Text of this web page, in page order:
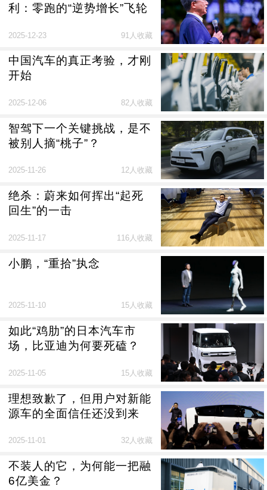
利：零跑的“逆势增长”飞轮
2025-12-23 91人收藏
中国汽车的真正考验，才刚
开始
2025-12-06 82人收藏
智驾下一个关键挑战，是不
被别人摘“桃子”？
2025-11-26 12人收藏
绝杀：蔚来如何挥出“起死
回生”的一击
2025-11-17 116人收藏
小鹏，“重拾”执念
2025-11-10 15人收藏
如此“鸡肋”的日本汽车市
场，比亚迪为何要死磕？
2025-11-05 15人收藏
理想致歉了，但用户对新能
源车的全面信任还没到来
2025-11-01 32人收藏
不装人的它，为何能一把融
6亿美金？